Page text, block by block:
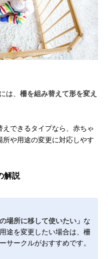
は、 柵を組み替えて形を変え
できるタイプなら、赤ちゃ
や用途の変更に対応しやす
解説
場所に移して使いたい」 な
途を変更したい場合は、柵
サークルがおすすめです。